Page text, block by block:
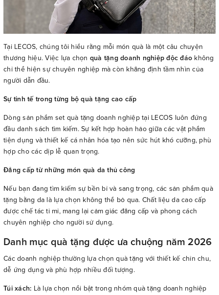
Tại LECOS, chúng tôi hiểu rằng mỗi món quà là một câu chuyện
thương hiệu. Việc lựa chọn quà tặng doanh nghiệp độc đáo không
chỉ thể hiện sự chuyên nghiệp mà còn khẳng định tầm nhìn của
người dẫn đầu.
Sự tinh tế trong từng bộ quà tặng cao cấp
Dòng sản phẩm set quà tặng doanh nghiệp tại LECOS luôn đứng
đầu danh sách tìm kiếm. Sự kết hợp hoàn hảo giữa các vật phẩm
tiện dụng và thiết kế cá nhân hóa tạo nên sức hút khó cưỡng, phù
hợp cho các dịp lễ quan trọng.
Đẳng cấp từ những món quà da thủ công
Nếu bạn đang tìm kiếm sự bền bỉ và sang trọng, các sản phẩm quà
tặng bằng da là lựa chọn không thể bỏ qua. Chất liệu da cao cấp
được chế tác tỉ mỉ, mang lại cảm giác đẳng cấp và phong cách
chuyên nghiệp cho người sử dụng.
Danh mục quà tặng được ưa chuộng năm 2026
Các doanh nghiệp thường lựa chọn quà tặng với thiết kế chỉn chu,
dễ ứng dụng và phù hợp nhiều đối tượng.
Túi xách: Là lựa chọn nổi bật trong nhóm quà tặng doanh nghiệp